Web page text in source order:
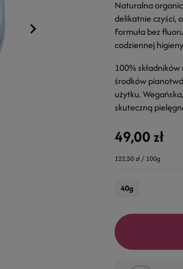
Naturalna
delikatnie czyści,
Formuła bez
codziennej
100%
środków
użytku.
skuteczną
49,00 zł
122,50 zł / 100g
40g